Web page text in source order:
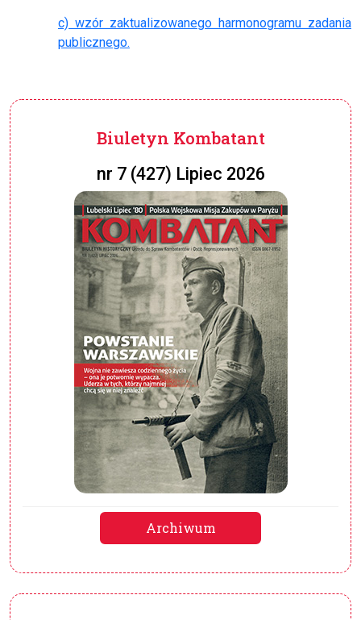
c) wzór zaktualizowanego harmonogramu zadania
publicznego.
Biuletyn Kombatant
nr 7 (427) Lipiec 2026
Archiwum